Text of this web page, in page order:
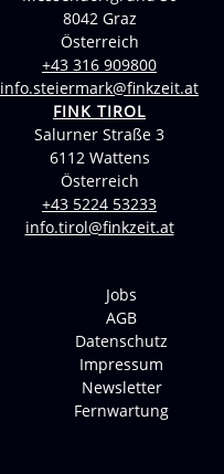
8042 Graz
Österreich
+43 316 909800
info.steiermark@finkzeit.at
FINK TIROL
Salurner Straße 3
6112 Wattens
Österreich
+43 5224 53233
info.tirol@finkzeit.at
Jobs
AGB
Datenschutz
Impressum
Newsletter
Fernwartung